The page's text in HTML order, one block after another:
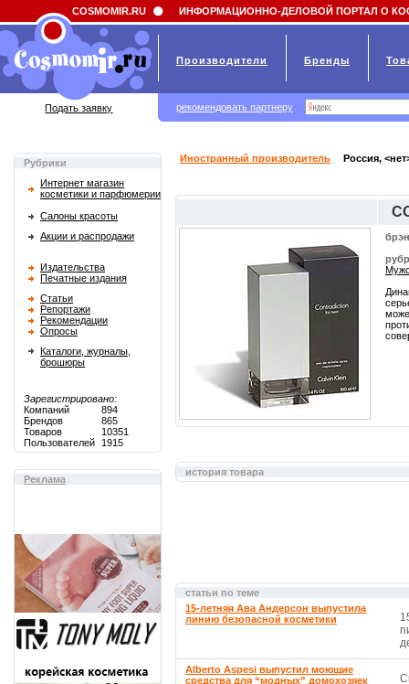
Field 'news_title' doesn't have a default value
Рубрики
Интернет магазин
косметики и парфюмерии
Салоны красоты
Акции и распродажи
Издательства
Печатные издания
Статьи
Репортажи
Рекомендации
Опросы
Каталоги, журналы,
брошюры
Зарегистрировано:
Компаний
894
Брендов
865
Товаров
10351
Пользователей
1915
Реклама
Иностранный производитель Россия,
история товара
статьи по теме
15-летняя Ава Андерсон выпустила
линию безопасной косметики
Alberto Aspesi выпустил моющие
средства для “модных” домохозяек
COSMOMIR.RU ИНФОРМАЦИОННО-ДЕЛОВОЙ ПОРТАЛ О
Производители Бренды
Подать заявку рекомендовать партнеру